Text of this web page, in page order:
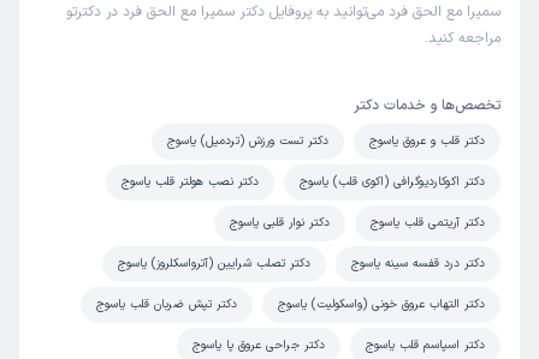
زمان انتظار:0-15 دقیقه
کاربر دکترتو
این پزشک را پیشنهاد میکنم
برای بار اول مراجعه کردم ، برخورد بسیار خوب و صمیمانه خانم
سلامتی و موفقیت دارم.
سمیرا مع الحق فرد می‌توانید به پروفایل دکتر سمیرا مع الحق فرد در دکترتو
مراجعه کنید.
تخصص‌ها و خدمات دکتر
دکتر قلب و عروق یاسوج دکتر تست ورزش (تردمیل) یاسوج
دکتر اکوکاردیوگرافی (اکوی قلب) یاسوج دکتر نصب هولتر قلب یاسوج
دکتر آریتمی قلب یاسوج دکتر نوار قلبی یاسوج
دکتر درد قفسه سینه یاسوج دکتر تصلب شرایین (آترواسکلروز) یاسوج
دکتر التهاب عروق خونی (واسکولیت) یاسوج دکتر تپش ضربان قلب یاسوج
دکتر اسپاسم قلب یاسوج دکتر جراحی عروق پا یاسوج